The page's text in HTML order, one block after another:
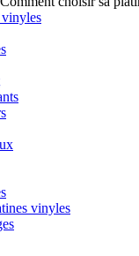
vinyles
vinyles